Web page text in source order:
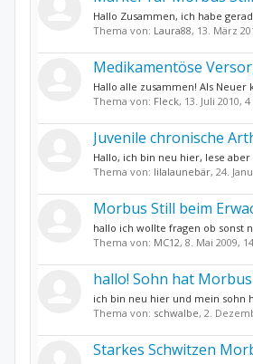
Hallo Zusammen, ich habe
Thema von: Laura88, 13. März
Medikamentöse
Hallo alle zusammen! Als Neuer
Thema von: Fleck, 13. Juli 2010,
Juvenile chronische
Hallo, ich bin neu hier, lese
Thema von: lilalaunebär, 24.
Morbus Still beim
hallo ich wollte fragen ob sonst
Thema von: MC12, 8. Mai 2009,
hallo! Sohn hat
ich bin neu hier und mein sohn
Thema von: schwalbe, 2.
Starkes Schwitzen